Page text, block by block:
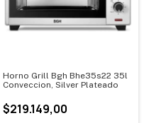
Horno Grill Bgh Bhe35s22 35l
Conveccion, Silver Plateado
$219.149,00